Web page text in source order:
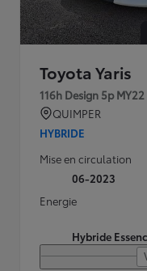
Toyota Yaris
116h Design 5p MY22
QUIMPER
HYBRIDE
Mise en circulation
06-2023
Energie
Hybride